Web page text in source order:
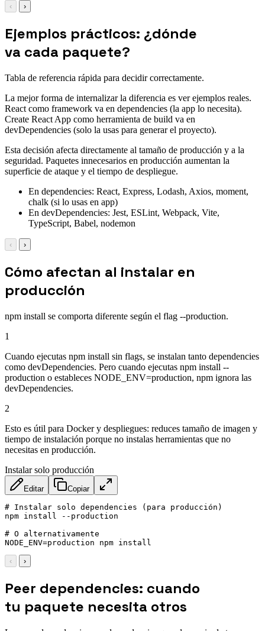
‹ ›
Ejemplos prácticos: ¿dónde
va cada paquete?
Tabla de referencia rápida para decidir correctamente.
La mejor forma de internalizar la diferencia es ver ejemplos reales.
React como framework va en dependencies (la app lo necesita).
Create React App como herramienta de build va en
devDependencies (solo la usas para generar el proyecto).
Esta decisión afecta directamente al tamaño de producción y a la
seguridad. Paquetes innecesarios en producción aumentan la
superficie de ataque y el tiempo de despliegue.
En dependencies: React, Express, Lodash, Axios, moment,
chalk (si lo usas en app)
En devDependencies: Jest, ESLint, Webpack, Vite,
TypeScript, Babel, nodemon
‹ ›
Cómo afectan al instalar en
producción
npm install se comporta diferente según el flag --production.
1
Cuando ejecutas npm install sin flags, se instalan tanto dependencies
como devDependencies. Pero cuando ejecutas npm install --
production o estableces NODE_ENV=production, npm ignora las
devDependencies.
2
Esto es útil para Docker y despliegues: reduces tamaño de imagen y
tiempo de instalación porque no instalas herramientas que no
necesitas en producción.
Instalar solo producción
Editar Copiar
# Instalar solo dependencies (para producción)
npm install --production
# O alternativamente
NODE_ENV=production npm install
‹ ›
Peer dependencies: cuando
tu paquete necesita otros